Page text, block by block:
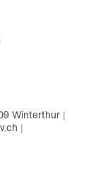
Winterthur |
|